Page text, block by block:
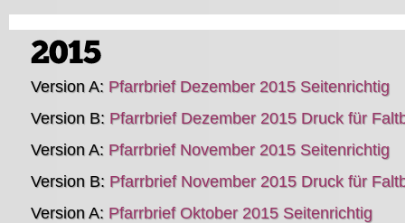
Version A: Pfarrbrief Dezember 2015 Seitenrichtig
Version B: Pfarrbrief Dezember 2015 Druck für
Version A: Pfarrbrief November 2015 Seitenrichtig
Version B: Pfarrbrief November 2015 Druck für
Version A: Pfarrbrief Oktober 2015 Seitenrichtig